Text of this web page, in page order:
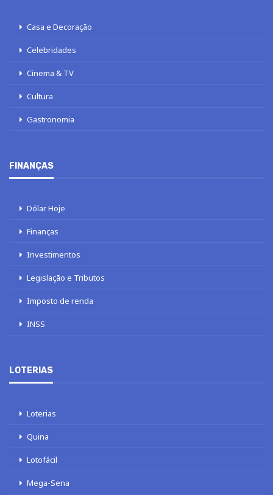
Casa e Decoração
Celebridades
Cinema & TV
Cultura
Gastronomia
FINANÇAS
Dólar Hoje
Finanças
Investimentos
Legislação e Tributos
Imposto de renda
INSS
LOTERIAS
Loterias
Quina
Lotofácil
Mega-Sena